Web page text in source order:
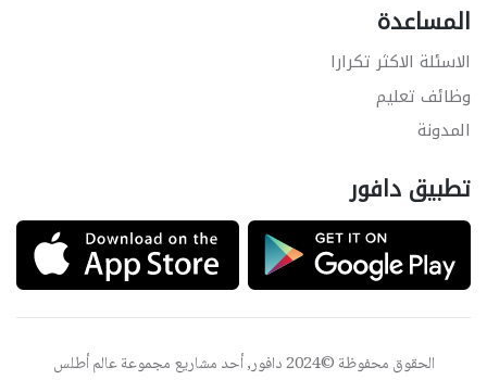
المساعدة
الاسئلة الاكثر تكرارا
وظائف تعليم
المدونة
تطبيق دافور
الحقوق محفوظة ©2024 دافور, أحد مشاريع مجموعة عالم أطلس